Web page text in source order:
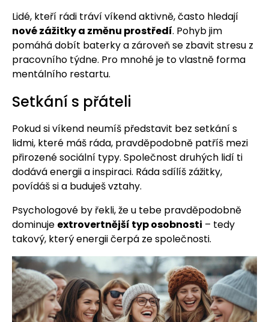
Lidé, kteří rádi tráví víkend aktivně, často hledají
nové zážitky a změnu prostředí. Pohyb jim
pomáhá dobít baterky a zároveň se zbavit stresu z
pracovního týdne. Pro mnohé je to vlastně forma
mentálního restartu.
Setkání s přáteli
Pokud si víkend neumíš představit bez setkání s
lidmi, které máš ráda, pravděpodobně patříš mezi
přirozené sociální typy. Společnost druhých lidí ti
dodává energii a inspiraci. Ráda sdílíš zážitky,
povídáš si a buduješ vztahy.
Psychologové by řekli, že u tebe pravděpodobně
dominuje extrovertnější typ osobnosti – tedy
takový, který energii čerpá ze společnosti.